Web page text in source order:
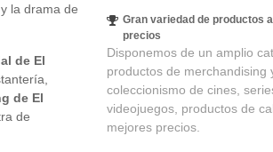
la drama de
de El
de El
de
Gran variedad de productos
precios
Disponemos de un amplio
productos de merchandising
coleccionismo de cines,
videojuegos, productos de
mejores precios.